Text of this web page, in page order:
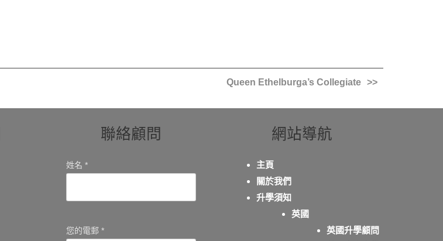
Queen Ethelburga’s Collegiate
聯絡顧問
姓名 *
您的電郵 *
網站導航
主頁
關於我們
升學須知
英國
英國升學顧問